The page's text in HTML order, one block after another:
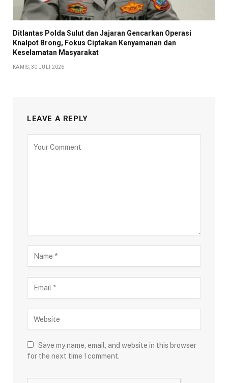
Ditlantas Polda Sulut dan Jajaran Gencarkan Operasi
Knalpot Brong, Fokus Ciptakan Kenyamanan dan
Keselamatan Masyarakat
KAMIS, 30 JULI 2026
LEAVE A REPLY
Save my name, email, and website in this browser
for the next time I comment.